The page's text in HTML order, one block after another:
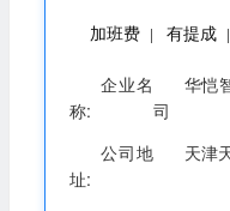
加班费 | 有提成 |
企业名
称:
华恺
司
公司地
址:
天津